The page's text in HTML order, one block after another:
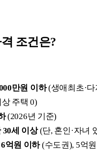
조건은?
만원 이하(생애최초·다
주택 0)
(2026년 기준)
30세 이상(단, 혼인·자녀
억원 이하(수도권), 5억